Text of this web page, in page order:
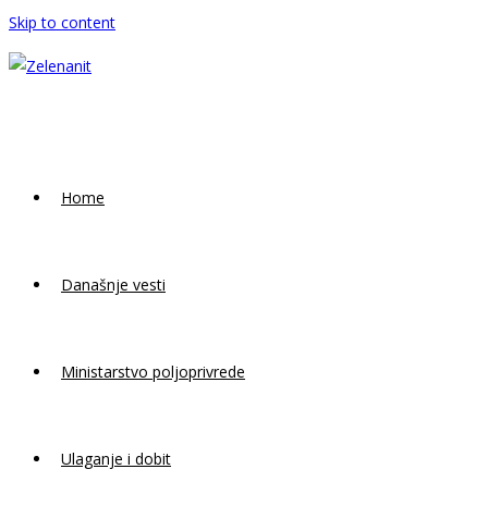
Skip to content
Home
Današnje vesti
Ministarstvo poljoprivrede
Ulaganje i dobit